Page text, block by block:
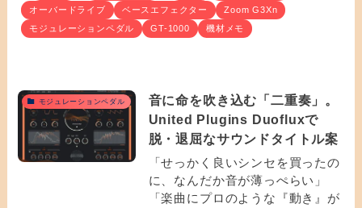
オーバードライブ
ベースエフェクター
Zoom G3Xn
モジュレーションペダル
GT-1000 機材メモ
モジュレーションペダル
音に命を吹き込む「二重奏」。
United Plugins Duofluxで
脱・退屈なサウンドタイトル案
「せっかく良いシンセを買ったの
に、なんだか音が薄っぺらい」
「楽曲にプロのような『動き』が